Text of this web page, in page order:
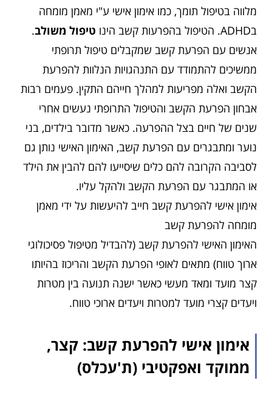
מלווה בטיפול תומך, כמו אימון אישי ע"י מאמן מומחה
בADHD. הטיפול בהפרעות קשב הינו
טיפול משולב.
אנשים עם הפרעת קשב שמקבלים טיפול תרופתי
ממשיכים להתמודד עם התנהגויות הנלוות להפרעת
הקשב ואלה מפריעות למהלך חייהם התקין. פעמים רבות
אבחון הפרעת הקשב והטיפול התרופתי נעשים אחרי
שנים של חיים בצל ההפרעה. כאשר מדובר בילדים, בני
נוער ומתבגרים עם הפרעת קשב, האימון האישי נותן גם
לסביבה הקרובה להם כלים שיסייעו להם להבין את הילד
או המתבגר עם הפרעת הקשב ולהקל עליו.
אימון אישי להפרעת קשב חייב להיעשות על ידי מאמן
מומחה להפרעת קשב
האימון האישי להפרעת קשב (להבדיל מטיפול פסיכולוגי
ארוך טווח) מתאים לאופי הפרעת הקשב והריכוז בהיותו
קצר מועד ומאד מעשי כאשר ישנה תנועה בין מטרות
ויעדים קצרי מועד למטרות ויעדים ארוכי טווח.
אימון אישי להפרעת קשב: קצר,
ממוקד ואפקטיבי (ת'עכלס)